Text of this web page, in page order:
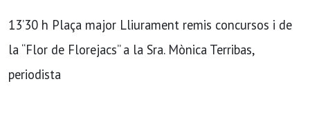
13’30 h Plaça major Lliurament remis concursos i de
la “Flor de Florejacs” a la Sra. Mònica Terribas,
periodista